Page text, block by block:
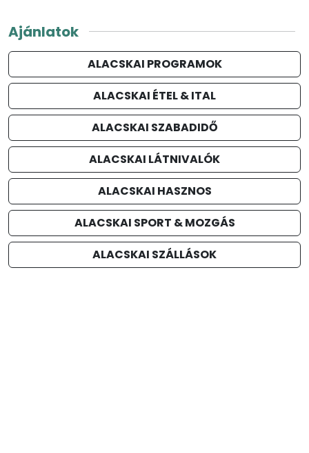
Ajánlatok
ALACSKAI PROGRAMOK
ALACSKAI ÉTEL & ITAL
ALACSKAI SZABADIDŐ
ALACSKAI LÁTNIVALÓK
ALACSKAI HASZNOS
ALACSKAI SPORT & MOZGÁS
ALACSKAI SZÁLLÁSOK